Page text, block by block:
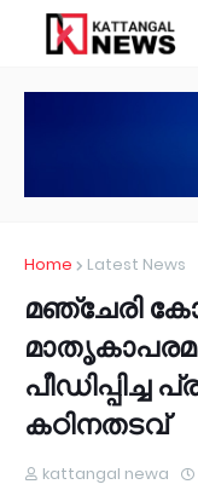
Home Latest News
മഞ്ചേരി
പീഡിപ്പിച്ച
കഠിനതടവ്
kattangal newa